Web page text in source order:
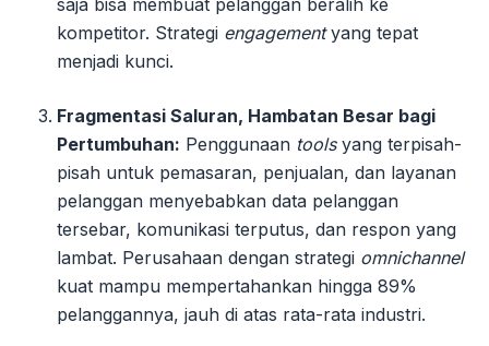
kompetitor. Strategi engagementyang tepat
menjadi kunci.
Fragmentasi Saluran, Hambatan Besar bagi
Pertumbuhan: Penggunaan toolsyang terpisah-
pisah untuk pemasaran, penjualan, dan layanan
pelanggan menyebabkan data pelanggan
tersebar, komunikasi terputus, dan respon yang
lambat. Perusahaan dengan strategi omnichannel
kuat mampu mempertahankan hingga 89%
pelanggannya, jauh di atas rata-rata industri.